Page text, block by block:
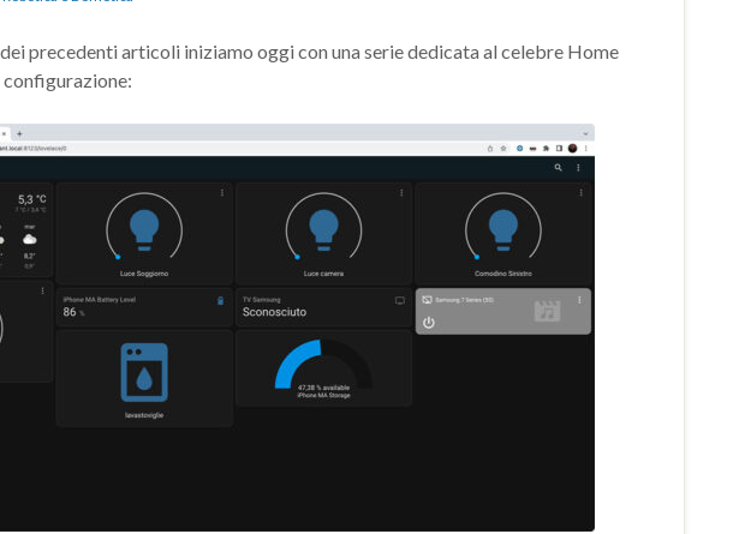
precedenti articoli iniziamo oggi con una serie dedicata al celebre Home